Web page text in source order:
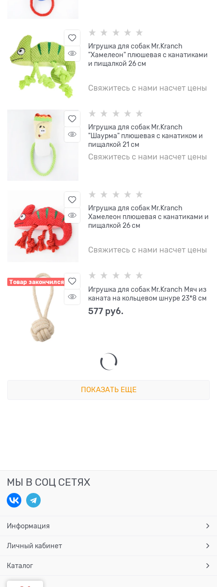
Игрушка для собак Mr.Kranch
"Хамелеон" плюшевая с канатиками
и пищалкой 26 см
Свяжитесь с нами насчет цены
Игрушка для собак Mr.Kranch
"Шаурма" плюшевая с канатиком и
пищалкой 21 см
Свяжитесь с нами насчет цены
Игрушка для собак Mr.Kranch
Хамелеон плюшевая с канатиками и
пищалкой 26 см
Свяжитесь с нами насчет цены
Товар закончился
Игрушка для собак Mr.Kranch Мяч из
каната на кольцевом шнуре 23*8 см
577 руб.
ПОКАЗАТЬ ЕЩЕ
МЫ В СОЦ СЕТЯХ
Информация
Личный кабинет
Каталог